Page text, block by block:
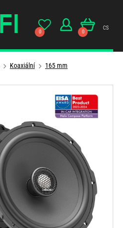
0 0
cs
Koaxiální 165 mm